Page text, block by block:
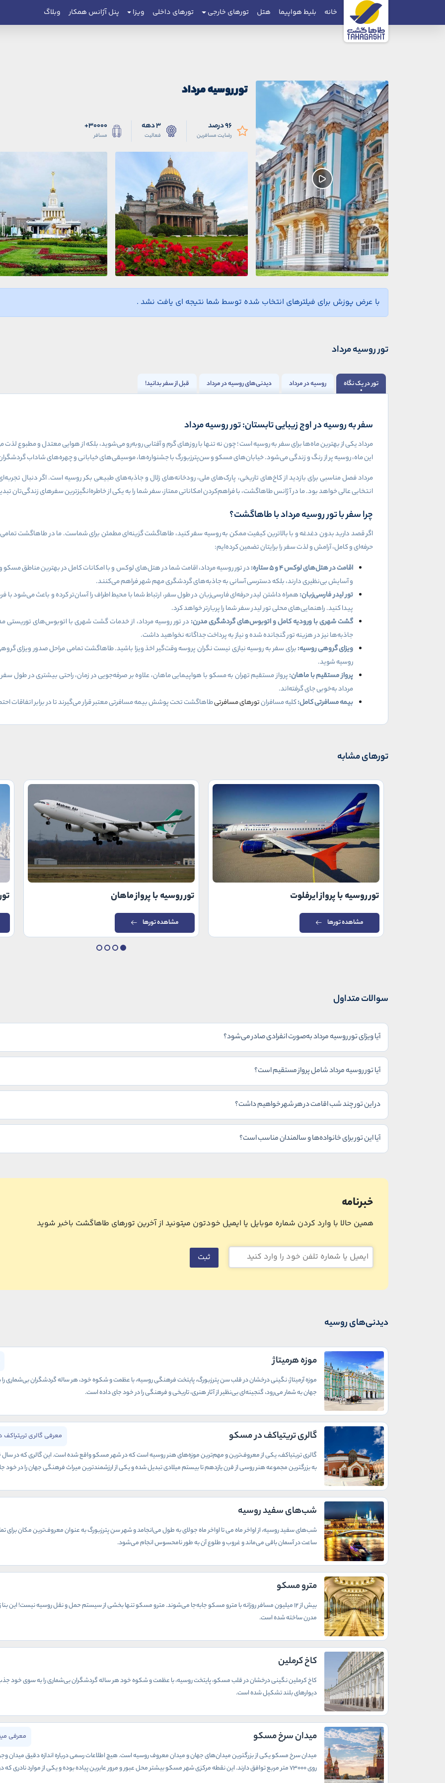
خانه بلیط هواپیما هتل تورهای خارجی تورهای داخلی ویزا پنل آژانس همکار وبلاگ
تور روسیه مرداد
96 درصد
رضایت مسافرین
3 دهه
فعالیت
30000+
مسافر
با عرض پوزش برای فیلترهای انتخاب شده توسط شما نتیجه ای یافت نشد .
تور روسیه مرداد
تور در یک نگاه روسیه در مرداد دیدنی‌های روسیه در مرداد قبل از سفر بدانید!
سفر به روسیه در اوج زیبایی تابستان: تور روسیه مرداد
مرداد یکی از بهترین ماه‌ها برای سفر به روسیه است؛ چون نه تنها با روزهای گرم و آفتابی روبه‌رو می‌شوید، بلکه از هوایی معتدل و مطبوع
این ماه، روسیه پر از رنگ و زندگی می‌شود. خیابان‌های مسکو و سن‌پترزبورگ با جشنواره‌ها، موسیقی‌های خیابانی و چهره‌های شاداب
مرداد فصل مناسبی برای بازدید از کاخ‌های تاریخی، پارک‌های ملی، رودخانه‌های زلال و جاذبه‌های طبیعی بکر روسیه است. اگر دنبال
انتخابی عالی خواهد بود. ما در آژانس طاهاگشت، با فراهم‌کردن امکاناتی ممتاز، سفر شما را به یکی از خاطره‌انگیزترین سفرهای زندگی‌تان
چرا سفر با تور روسیه مرداد با طاهاگشت؟
اگر قصد دارید بدون دغدغه و با بالاترین کیفیت ممکن به روسیه سفر کنید، طاهاگشت گزینه‌ای مطمئن برای شماست. ما در طاهاگشت تمامی
حرفه‌ای و کامل، آرامش و لذت سفر را برایتان تضمین کرده‌ایم:
اقامت در هتل‌های لوکس۴و۵ستاره:در تور روسیه مرداد، اقامت شما در هتل‌های لوکس و با امکانات کامل در بهترین مناطق
و آسایش بی‌نظیری دارند، بلکه دسترسی آسانی به جاذبه‌های گردشگری مهم شهر فراهم می‌کنند.
تور لیدر فارسی‌زبان:همراه داشتن لیدر حرفه‌ای فارسی‌زبان در طول سفر، ارتباط شما با محیط اطراف را آسان‌تر کرده و باعث می‌شود
پیدا کنید. راهنمایی‌های محلی تور لیدر سفر شما را پربارتر خواهد کرد.
گشت شهری با ورودیه کامل و اتوبوس‌های گردشگری مدرن: در تور روسیه مرداد، از خدمات گشت شهری با اتوبوس‌های توریستی
جاذبه‌ها نیز در هزینه تور گنجانده شده و نیاز به پرداخت جداگانه نخواهید داشت.
ویزای گروهی روسیه:برای سفر به روسیه نیازی نیست نگران پروسه وقت‌گیر اخذ ویزا باشید. طاهاگشت تمامی مراحل صدور ویزای
روسیه شوید.
پرواز مستقیم با ماهان:پرواز مستقیم تهران به مسکو با هواپیمایی ماهان، علاوه بر صرفه‌جویی در زمان، راحتی بیشتری در طول سفر
مرداد به‌خوبی جای گرفته‌اند.
بیمه مسافرتی کامل:کلیه مسافرانتورهای مسافرتیطاهاگشت تحت پوشش بیمه مسافرتی معتبر قرار می‌گیرند تا در برابر اتفاقات
تورهای مشابه
تور روسیه با پرواز ایرفلوت
مشاهده تورها
تور روسیه با پرواز ماهان
مشاهده تورها
سوالات متداول
آیا ویزای تور روسیه مرداد به‌صورت انفرادی صادر می‌شود؟
آیا تور روسیه مرداد شامل پرواز مستقیم است؟
در این تور چند شب اقامت در هر شهر خواهیم داشت؟
آیا این تور برای خانواده‌ها و سالمندان مناسب است؟
خبرنامه
همین حالا با وارد کردن شماره موبایل یا ایمیل خودتون میتونید از آخرین تورهای طاهاگشت باخبر شوید
ثبت
دیدنی‌های روسیه
موزه هرمیتاژ
موزه آرمیتاژ، نگینی درخشان در قلب سن پترزبورگ، پایتخت فرهنگی روسیه، با عظمت و شکوه خود، هر ساله گردشگران بی‌شماری
جهان به شمار می‌رود، گنجینه‌ای بی‌نظیر از آثار هنری، تاریخی و فرهنگی را در خود جای داده است.
گالری تريتیاکف در مسکو معرفی گالری
به بزرگترین مجموعه هنر روسی از قرن یازدهم تا بیستم میلادی تبدیل شده و یکی از ارزشمندترین میراث‌ فرهنگی جهان را در خود
شب‌های سفید روسیه
ساعت در آسمان باقی می‌ماند و غروب و طلوع آن به طور نامحسوس انجام می‌شود.
مترو مسکو
بیش از 12 میلیون مسافر روزانه با مترو مسکو جابه‌جا می‌شوند. مترو مسکو تنها بخشی از سیستم حمل و نقل روسیه نیست! این
مدرن ساخته شده است.
کاخ کرملین
کاخ کرملین نگینی درخشان در قلب مسکو، پایتخت روسیه، با عظمت و شکوه خود هر ساله گردشگران بی‌شماری را به سوی خود
دیوارهای بلند تشکیل شده است.
میدان سرخ مسکو معرفی
میدان سرخ مسکو یکی از بزرگترین میدان‌های جهان و میدان معروف روسیه است. هیچ اطلاعات رسمی درباره اندازه دقیق میدان وجود
روی 73000 متر مربع توافق دارند. این نقطه مرکزی شهر مسکو بیشتر محل عبور و مرور عابرین پیاده بوده و یکی از موارد نادری که در آنجا وسایل نقلیه در گردش هستند، رژه نظامی 9 می است.